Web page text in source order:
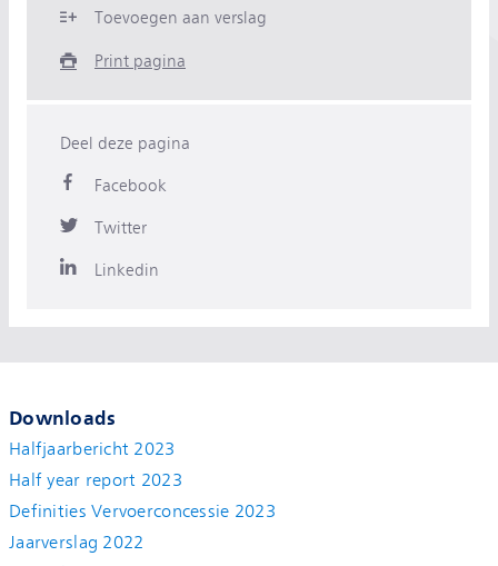
Toevoegen aan verslag
Print pagina
Deel deze pagina
Facebook
Twitter
Linkedin
Downloads
Halfjaarbericht 2023
Half year report 2023
Definities Vervoerconcessie 2023
Jaarverslag 2022